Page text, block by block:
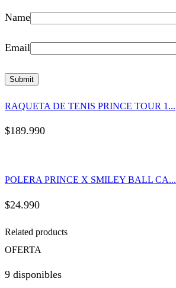
Name
Email
RAQUETA DE TENIS PRINCE TOUR 1...
$189.990
POLERA PRINCE X SMILEY BALL CA...
$24.990
Related products
OFERTA
9 disponibles